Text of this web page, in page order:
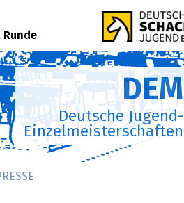
Runde
DEM
Deutsche Jugend-
Einzelmeisterschaften